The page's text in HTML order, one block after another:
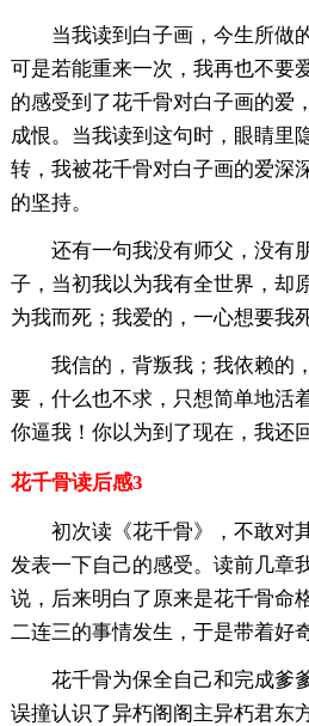
当我读到白子画，今生所做
可是若能重来一次，我再也不要
的感受到了花千骨对白子画的爱
成恨。当我读到这句时，眼睛里
转，我被花千骨对白子画的爱深
的坚持。
还有一句我没有师父，没有
子，当初我以为我有全世界，却
为我而死；我爱的，一心想要我死
我信的，背叛我；我依赖的
要，什么也不求，只想简单地活
你逼我！你以为到了现在，我还
花千骨读后感3
初次读《花千骨》，不敢对
发表一下自己的感受。读前几章
说，后来明白了原来是花千骨命
二连三的事情发生，于是带着好
花千骨为保全自己和完成爹
误撞认识了异朽阁阁主异朽君东